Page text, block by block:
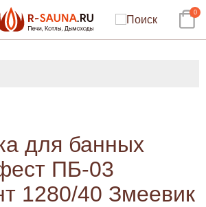
0
для банных
ПБ-03
1280/40 Змеевик